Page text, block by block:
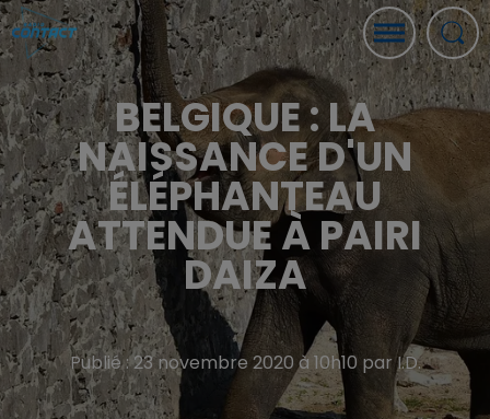
BELGIQUE : LA
NAISSANCE D'UN
ÉLÉPHANTEAU
ATTENDUE À PAIRI
DAIZA
Publié : 23 novembre 2020 à 10h10 par I.D.